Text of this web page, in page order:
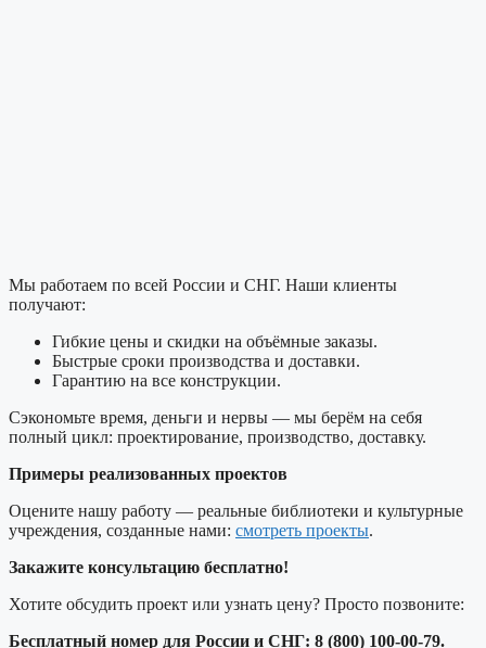
Мы работаем по всей России и СНГ. Наши клиенты
получают:
Гибкие цены и скидки на объёмные заказы.
Быстрые сроки производства и доставки.
Гарантию на все конструкции.
Сэкономьте время, деньги и нервы — мы берём на себя
полный цикл: проектирование, производство, доставку.
Примеры реализованных проектов
Оцените нашу работу — реальные библиотеки и культурные
учреждения, созданные нами: смотреть проекты.
Закажите консультацию бесплатно!
Хотите обсудить проект или узнать цену? Просто позвоните:
Бесплатный номер для России и СНГ: 8 (800) 100-00-79.